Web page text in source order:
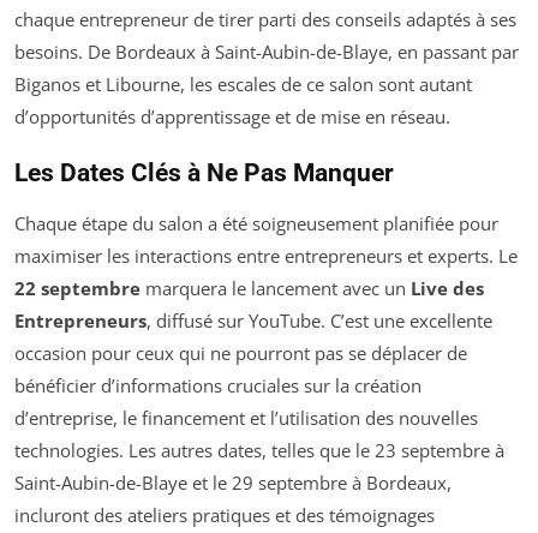
chaque entrepreneur de tirer parti des conseils adaptés à ses
besoins. De Bordeaux à Saint-Aubin-de-Blaye, en passant par
Biganos et Libourne, les escales de ce salon sont autant
d’opportunités d’apprentissage et de mise en réseau.
Les Dates Clés à Ne Pas Manquer
Chaque étape du salon a été soigneusement planifiée pour
maximiser les interactions entre entrepreneurs et experts. Le
22 septembre marquera le lancement avec un Live des
Entrepreneurs, diffusé sur YouTube. C’est une excellente
occasion pour ceux qui ne pourront pas se déplacer de
bénéficier d’informations cruciales sur la création
d’entreprise, le financement et l’utilisation des nouvelles
technologies. Les autres dates, telles que le 23 septembre à
Saint-Aubin-de-Blaye et le 29 septembre à Bordeaux,
incluront des ateliers pratiques et des témoignages